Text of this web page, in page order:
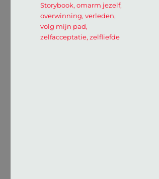
Storybook,omarm jezelf,
overwinning,verleden,
volg mijn pad,
zelfacceptatie,zelfliefde